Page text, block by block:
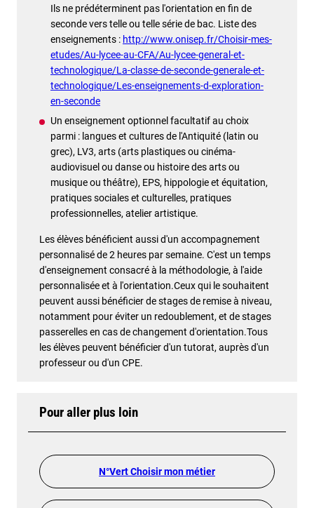
Ils ne prédéterminent pas l'orientation en fin de
seconde vers telle ou telle série de bac. Liste des
enseignements : http://www.onisep.fr/Choisir-mes-
etudes/Au-lycee-au-CFA/Au-lycee-general-et-
technologique/La-classe-de-seconde-generale-et-
technologique/Les-enseignements-d-exploration-
en-seconde
Un enseignement optionnel facultatif au choix
parmi : langues et cultures de l'Antiquité (latin ou
grec), LV3, arts (arts plastiques ou cinéma-
audiovisuel ou danse ou histoire des arts ou
musique ou théâtre), EPS, hippologie et équitation,
pratiques sociales et culturelles, pratiques
professionnelles, atelier artistique.
Les élèves bénéficient aussi d'un accompagnement
personnalisé de 2 heures par semaine. C'est un temps
d'enseignement consacré à la méthodologie, à l'aide
personnalisée et à l'orientation.Ceux qui le souhaitent
peuvent aussi bénéficier de stages de remise à niveau,
notamment pour éviter un redoublement, et de stages
passerelles en cas de changement d'orientation.Tous
les élèves peuvent bénéficier d'un tutorat, auprès d'un
professeur ou d'un CPE.
Pour aller plus loin
N°Vert Choisir mon métier